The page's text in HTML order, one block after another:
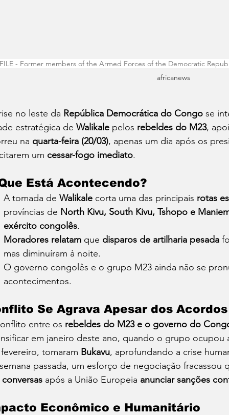
FILE - Former members of the Armed Forces of the Democratic
africanews
no leste da República Democrática do Congo se
estratégica de Walikale pelos rebeldes do M23,
na quarta-feira (20/03), apenas um dia após os
um cessar-fogo imediato.
Está Acontecendo?
A tomada de Walikale corta uma das principais rotas
províncias de North Kivu, South Kivu, Tshopo e
exército congolês.
Moradores relatam que disparos de artilharia pesada
mas diminuíram à noite.
O governo congolês e o grupo M23 ainda não se
acontecimentos.
Se Agrava Apesar dos Acordos
entre os rebeldes do M23 e o governo do
em janeiro deste ano, quando o grupo
tomaram Bukavu, aprofundando a crise
passada, um esforço de negociação
após a União Europeia anunciar sanções
Econômico e Humanitário